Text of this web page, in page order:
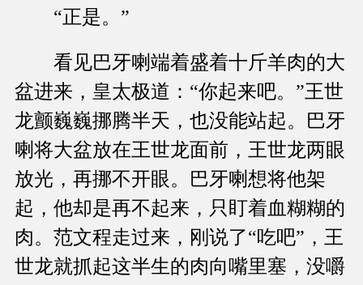
“正是。”
看见巴牙喇端着盛着十斤羊肉的大
盆进来，皇太极道：“你起来吧。”王世
龙颤巍巍挪腾半天，也没能站起。巴牙
喇将大盆放在王世龙面前，王世龙两眼
放光，再挪不开眼。巴牙喇想将他架
起，他却是再不起来，只盯着血糊糊的
肉。范文程走过来，刚说了“吃吧”，王
世龙就抓起这半生的肉向嘴里塞，没嚼